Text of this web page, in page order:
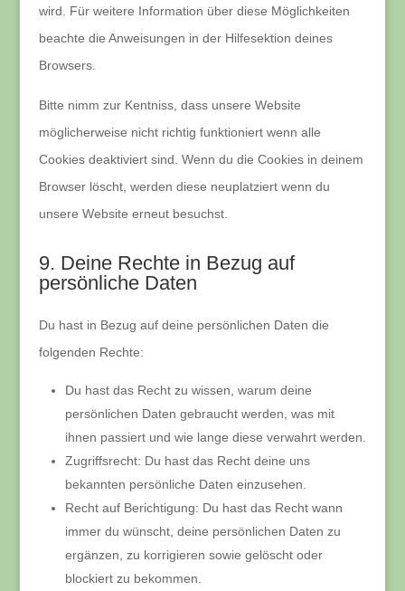
wird. Für weitere Information über diese Möglichkeiten
beachte die Anweisungen in der Hilfesektion deines
Browsers.
Bitte nimm zur Kentniss, dass unsere Website
möglicherweise nicht richtig funktioniert wenn alle
Cookies deaktiviert sind. Wenn du die Cookies in deinem
Browser löscht, werden diese neuplatziert wenn du
unsere Website erneut besuchst.
9. Deine Rechte in Bezug auf
persönliche Daten
Du hast in Bezug auf deine persönlichen Daten die
folgenden Rechte:
Du hast das Recht zu wissen, warum deine
persönlichen Daten gebraucht werden, was mit
ihnen passiert und wie lange diese verwahrt werden.
Zugriffsrecht: Du hast das Recht deine uns
bekannten persönliche Daten einzusehen.
Recht auf Berichtigung: Du hast das Recht wann
immer du wünscht, deine persönlichen Daten zu
ergänzen, zu korrigieren sowie gelöscht oder
blockiert zu bekommen.